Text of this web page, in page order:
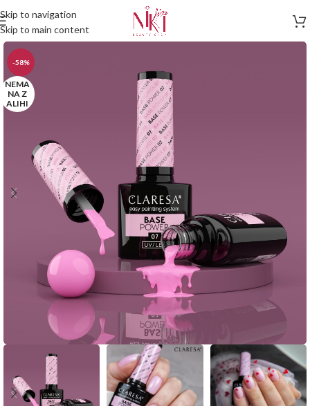
Skip to navigation
Skip to main content
-58%
NEMA
NA Z
ALIHI